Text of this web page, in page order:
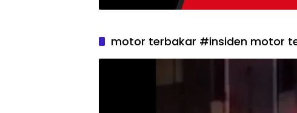
motor terbakar #insiden motor